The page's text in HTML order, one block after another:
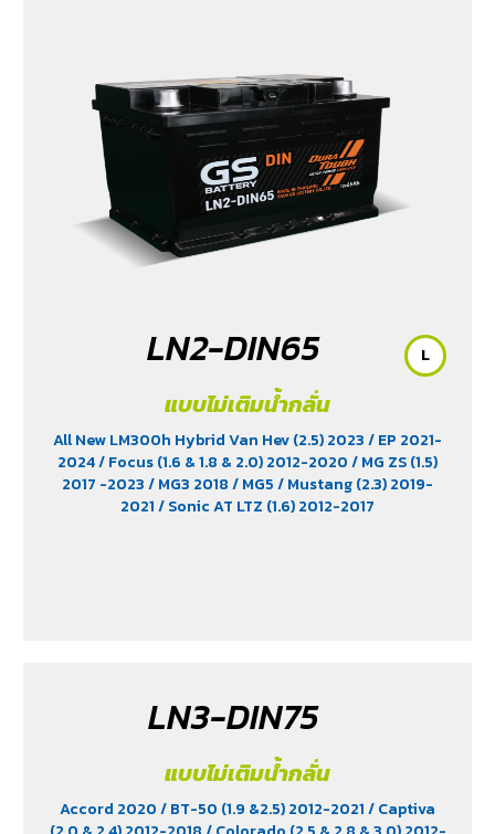
LN2-DIN65
แบบไม่เติมน้ำกลั่น
All New LM300h Hybrid Van Hev (2.5) 2023/ EP 2021-
2024/ Focus (1.6 & 1.8 & 2.0) 2012-2020/ MG ZS (1.5)
2017 -2023/ MG3 2018/ MG5/ Mustang (2.3) 2019-
2021/ Sonic AT LTZ (1.6) 2012-2017
L
LN3-DIN75
แบบไม่เติมน้ำกลั่น
Accord 2020/ BT-50 (1.9 &2.5) 2012-2021/ Captiva